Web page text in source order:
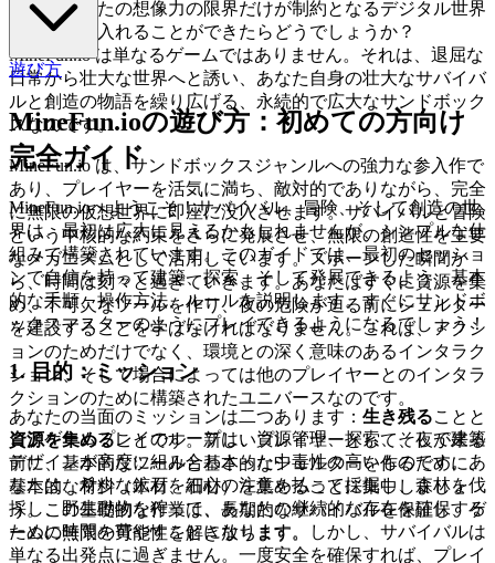
もし、あなたの想像力の限界だけが制約となるデジタル世界
に足を踏み入れることができたらどうでしょうか？
MineFun.io は単なるゲームではありません。それは、退屈な
日常から壮大な世界へと誘い、あなた自身の壮大なサバイバ
ルと創造の物語を繰り広げる、永続的で広大なサンドボック
スなのです。
MineFun.io は、サンドボックスジャンルへの強力な参入作で
あり、プレイヤーを活気に満ち、敵対的でありながら、完全
に無限の仮想世界に即座に没入させます。サバイバルと冒険
という中核的な約束をさらに発展させ、無限の創造性を主要
なメカニズムとして活用しています。スポーンした瞬間か
ら、時間は刻々と過ぎていきます。あなたはすぐに資源を集
め、不可欠なツールを作り、夜の危険が迫る前にシェルター
を建設することを学ばなければなりません。これは、アクシ
ョンのためだけでなく、環境との深く意味のあるインタラク
ション、そして場合によっては他のプレイヤーとのインタラ
クションのために構築されたユニバースなのです。
コアゲームプレイのループは、資源管理、探索、そして建築
デザインが高度に組み合わさった中毒性の高いものです。あ
なたは、希少な鉱石を細心の注意を払って採掘し、森林を伐
採し、野生動物を狩って、あなたの継続的な存在を確保する
ために時間を費やすことになります。しかし、サバイバルは
単なる出発点に過ぎません。一度安全を確保すれば、プレイ
遊び方
MineFun.ioの遊び方：初めての方向け
完全ガイド
MineFun.ioへようこそ！サバイバル、冒険、そして創造の世
界は、最初は広大に見えるかもしれませんが、シンプルな仕
組みで構築されています。このガイドでは、最初のセッショ
ンで自信を持って建築、探索、そして発展できるよう、基本
的な手順、操作方法、ルールを説明します。すぐにサンドボ
ックスマスターのようにプレイできるようになるでしょう！
1. 目的：ミッション
あなたの当面のミッションは二つあります： 生き残ることと
資源を集めることです。新しいプレイヤーとして、夜が来る
前に、基本的なツールと基本的なシェルターを作るために、
基本的な材料（木材、石材）を集めることに集中しましょ
う。この基礎的な作業は、長期的なサバイバルを保証し、ゲ
ームの無限の可能性を解き放ちます。